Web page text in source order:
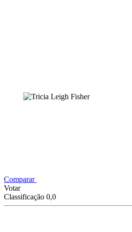
Comparar
Votar
Classificação 0,0